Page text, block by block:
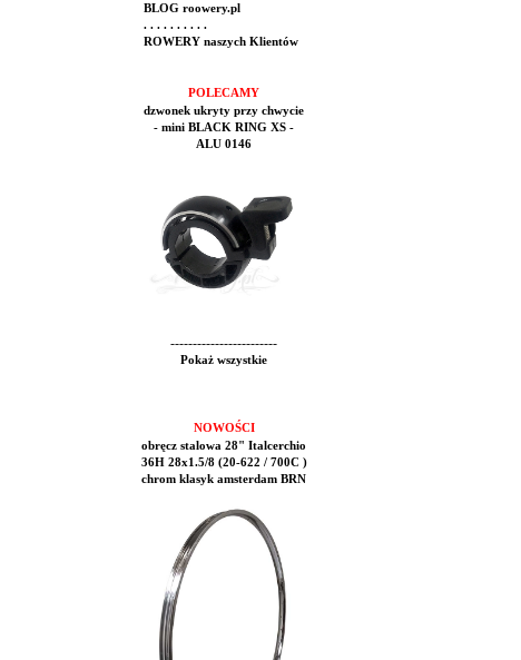
BLOG roowery.pl
. . . . . . . . . .
ROWERY naszych Klientów
POLECAMY
dzwonek ukryty przy chwycie
- mini BLACK RING XS -
ALU 0146
------------------------
Pokaż wszystkie
NOWOŚCI
obręcz stalowa 28" Italcerchio
36H 28x1.5/8 (20-622 / 700C )
chrom klasyk amsterdam BRN